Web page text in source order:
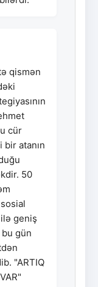
qismən
cür
atanın
50
ilə geniş
gün
"ARTIQ